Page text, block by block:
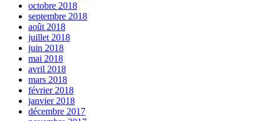
octobre 2018
septembre 2018
août 2018
juillet 2018
juin 2018
mai 2018
avril 2018
mars 2018
février 2018
janvier 2018
décembre 2017